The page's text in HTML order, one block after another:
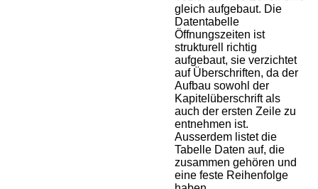
gleich aufgebaut. Die
Datentabelle
Öffnungszeiten ist
strukturell richtig
aufgebaut, sie verzichtet
auf Überschriften, da der
Aufbau sowohl der
Kapitelüberschrift als
auch der ersten Zeile zu
entnehmen ist.
Ausserdem listet die
Tabelle Daten auf, die
zusammen gehören und
eine feste Reihenfolge